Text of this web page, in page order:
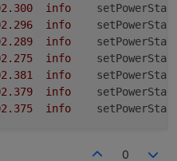
info
info
info
info
info
info
info
0